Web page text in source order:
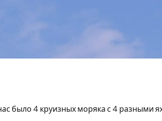
было 4 круизных моряка с 4 разными